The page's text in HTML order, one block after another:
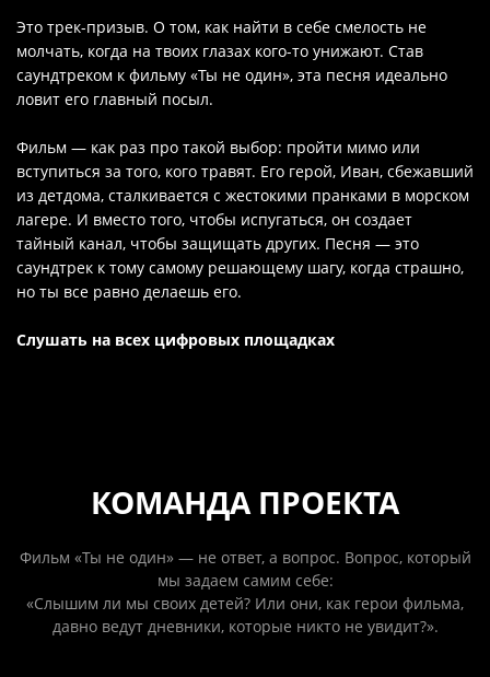
Это трек-призыв. О том, как найти в себе смелость не
молчать, когда на твоих глазах кого-то унижают. Став
саундтреком к фильму «Ты не один», эта песня идеально
ловит его главный посыл.
Фильм — как раз про такой выбор: пройти мимо или
вступиться за того, кого травят. Его герой, Иван, сбежавший
из детдома, сталкивается с жестокими пранками в морском
лагере. И вместо того, чтобы испугаться, он создает
тайный канал, чтобы защищать других. Песня — это
саундтрек к тому самому решающему шагу, когда страшно,
но ты все равно делаешь его.
Слушать на всех цифровых площадках
КОМАНДА ПРОЕКТА
Фильм «Ты не один» — не ответ, а вопрос. Вопрос, который
мы задаем самим себе:
«Слышим ли мы своих детей? Или они, как герои фильма,
давно ведут дневники, которые никто не увидит?».